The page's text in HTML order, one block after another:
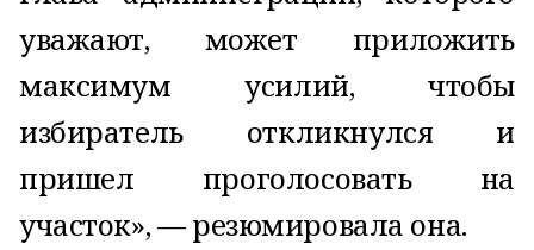
уважают, может приложить
максимум усилий, чтобы
избиратель откликнулся и
пришел проголосовать на
участок», — резюмировала она.